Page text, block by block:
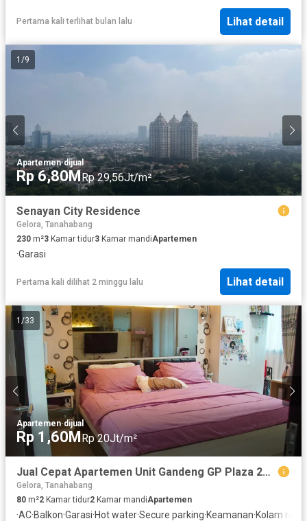
Pertama kali terlihat bulan lalu Lihat detail
1 /9
Apartemen·dijual
Rp 6,80MRp 29,56Jt/m²
Senayan City Residence
Gelora, Tanahabang
230 m²3 Kamar tidur3 Kamar mandiApartemen
·Garasi
Pertama kali dilihat 2 minggu lalu Lihat detail
1 /33
Apartemen·dijual
Rp 1,60MRp 20Jt/m²
Jual Cepat Apartemen Unit Gandeng GP Plaza 2BR Furnished Dekat Senayan
Gelora, Tanahabang
80 m²2 Kamar tidur2 Kamar mandiApartemen
·AC·Balkon·Garasi·Hot water·Secure parking·Keamanan·Kolam